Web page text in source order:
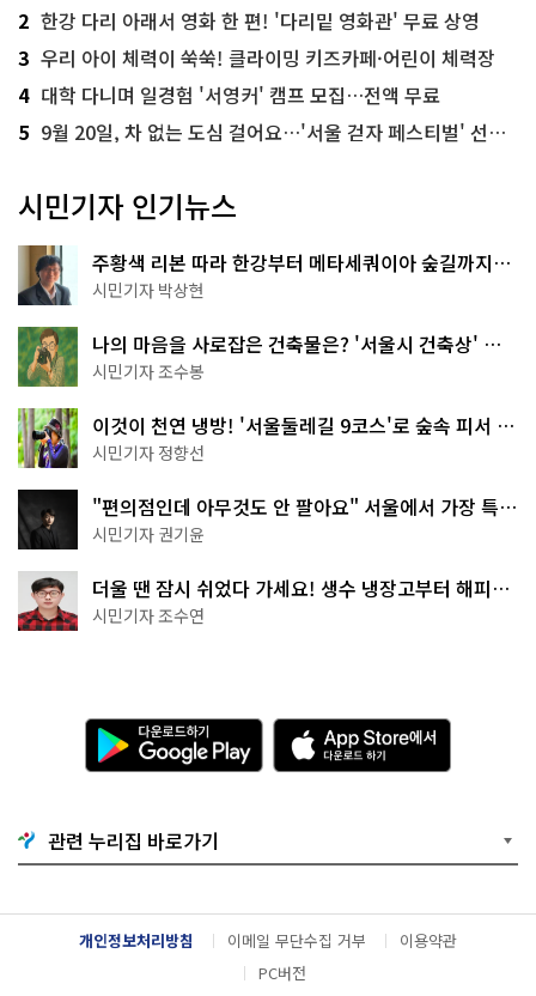
2 한강 다리 아래서 영화 한 편! '다리밑 영화관' 무료 상영
3 우리 아이 체력이 쑥쑥! 클라이밍 키즈카페·어린이 체력장
4 대학 다니며 일경험 '서영커' 캠프 모집…전액 무료
5 9월 20일, 차 없는 도심 걸어요…'서울 걷자 페스티벌' 선착순 5천명
시민기자 인기뉴스
주황색 리본 따라 한강부터 메타세쿼이아 숲길까지…
서울둘레길 15코스
시민기자 박상현
나의 마음을 사로잡은 건축물은? '서울시 건축상' 수
상작 공개!
시민기자 조수봉
이것이 천연 냉방! '서울둘레길 9코스'로 숲속 피서 떠
나볼까
시민기자 정향선
"편의점인데 아무것도 안 팔아요" 서울에서 가장 특별
한 편의점의 정체
시민기자 권기윤
더울 땐 잠시 쉬었다 가세요! 생수 냉장고부터 해피소
·무더위쉼터까지
시민기자 조수연
다
운
로
기
G
o
g
l
e
A
p
p
e
서
다
운
관련 누리집 바로가기
개인정보처리방침 이메일 무단수집 거부
이용약관
PC버전